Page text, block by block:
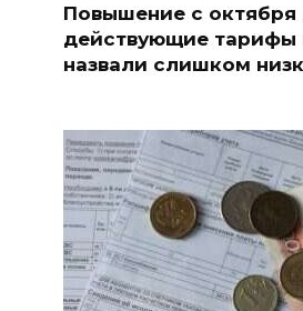
Повышение с октября
действующие
назвали слишком